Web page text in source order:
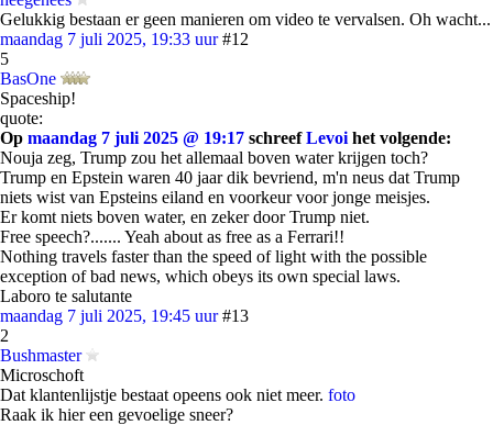
Gelukkig bestaan er geen manieren om video te vervalsen. Oh wacht...
maandag 7 juli 2025, 19:33 uur #12
5
BasOne
Spaceship!
quote:
Op maandag 7 juli 2025 @ 19:17 schreefLevoi het volgende:
Nouja zeg, Trump zou het allemaal boven water krijgen toch?
Trump en Epstein waren 40 jaar dik bevriend, m'n neus dat Trump
niets wist van Epsteins eiland en voorkeur voor jonge meisjes.
Er komt niets boven water, en zeker door Trump niet.
Free speech?....... Yeah about as free as a Ferrari!!
Nothing travels faster than the speed of light with the possible
exception of bad news, which obeys its own special laws.
Laboro te salutante
maandag 7 juli 2025, 19:45 uur #13
2
Bushmaster
Microschoft
Dat klantenlijstje bestaat opeens ook niet meer. foto
Raak ik hier een gevoelige sneer?